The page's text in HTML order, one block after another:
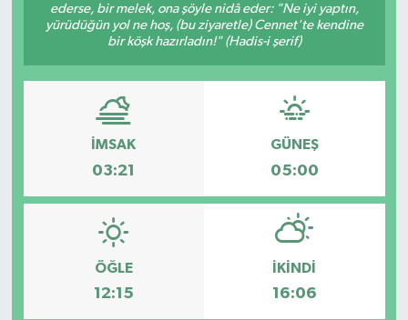
ederse, bir melek, ona şöyle nidâ eder: "Ne iyi yaptın,
yürüdüğün yol ne hoş, (bu ziyaretle) Cennet'te kendine
bir köşk hazırladın!" (Hadis-i şerif)
İMSAK
03:21
GÜNEŞ
05:00
ÖĞLE
12:15
İKINDI
16:06
Karabük
Spor
Ulusal